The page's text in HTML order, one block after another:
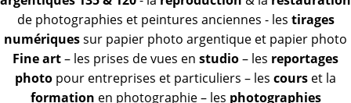
de photographies et peintures anciennes - les tirages
numériquessur papier photo argentique et papier photo
Fine art– les prises de vues en studio– les reportages
photo pour entreprises et particuliers – les cours et la
formation en photographie – les photographies